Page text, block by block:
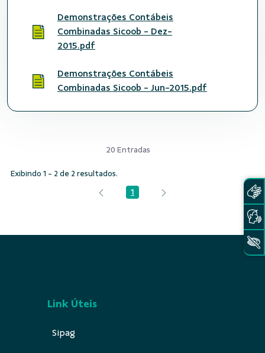
Demonstrações Contábeis
Combinadas Sicoob - Dez-
2015.pdf
Demonstrações Contábeis
Combinadas Sicoob - Jun-2015.pdf
20 Entradas
Exibindo 1 - 2 de 2 resultados.
Página
1
Link Úteis
Sipag